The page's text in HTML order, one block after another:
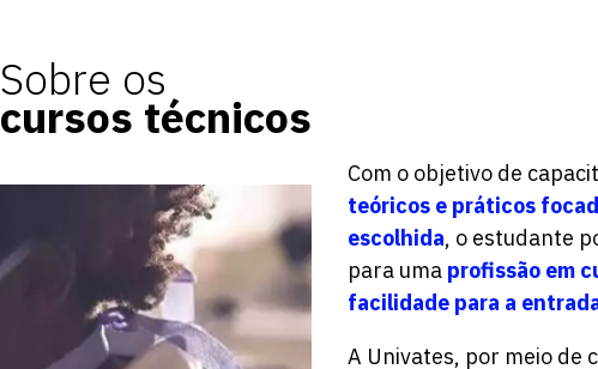
Sobre os
cursos técnicos
Com o objetivo de
teóricos e práticos
escolhida, o estudante
para uma profissão em
facilidade para a
A Univates, por meio de